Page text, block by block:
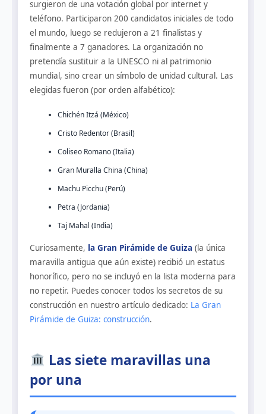
surgieron de una votación global por internet y
teléfono. Participaron 200 candidatos iniciales de todo
el mundo, luego se redujeron a 21 finalistas y
finalmente a 7 ganadores. La organización no
pretendía sustituir a la UNESCO ni al patrimonio
mundial, sino crear un símbolo de unidad cultural. Las
elegidas fueron (por orden alfabético):
Chichén Itzá (México)
Cristo Redentor (Brasil)
Coliseo Romano (Italia)
Gran Muralla China (China)
Machu Picchu (Perú)
Petra (Jordania)
Taj Mahal (India)
Curiosamente, la Gran Pirámide de Guiza (la única
maravilla antigua que aún existe) recibió un estatus
honorífico, pero no se incluyó en la lista moderna para
no repetir. Puedes conocer todos los secretos de su
construcción en nuestro artículo dedicado: La Gran
Pirámide de Guiza: construcción.
Las siete maravillas una
por una